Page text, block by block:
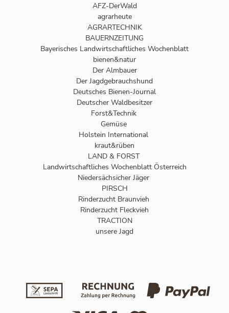
AFZ-DerWald
agrarheute
AGRARTECHNIK
BAUERNZEITUNG
Bayerisches Landwirtschaftliches Wochenblatt
bienen&natur
Der Almbauer
Der Jagdgebrauchshund
Deutsches Bienen-Journal
Deutscher Waldbesitzer
Forst&Technik
Gemüse
Holstein International
kraut&rüben
LAND & FORST
Landwirtschaftliches Wochenblatt Österreich
Niedersächsicher Jäger
PIRSCH
Rinderzucht Braunvieh
Rinderzucht Fleckvieh
TRACTION
unsere Jagd